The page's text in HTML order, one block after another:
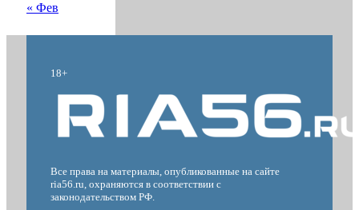
« Фев
18+
Все права на материалы, опубликованные на сайте
ria56.ru, охраняются в соответствии с
законодательством РФ.